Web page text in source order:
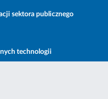
sektora publicznego
technologii